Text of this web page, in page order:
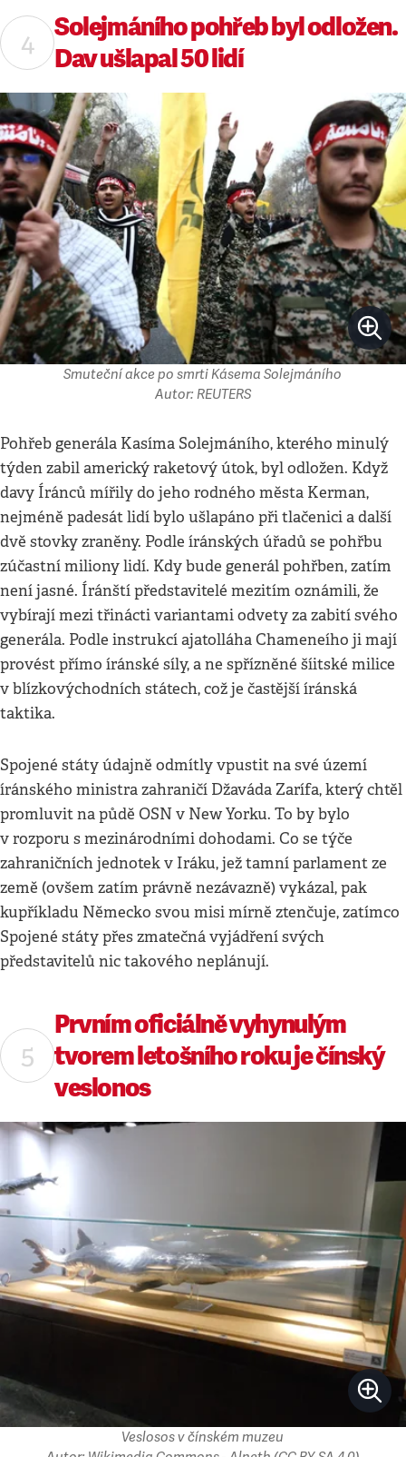
Solejmáního pohřeb byl odložen.
Dav ušlapal 50 lidí
Smuteční akce po smrti Kásema Solejmáního
Autor: REUTERS
Pohřeb generála Kasíma Solejmáního, kterého minulý
týden zabil americký raketový útok, byl odložen. Když
davy Íránců mířily do jeho rodného města Kerman,
nejméně padesát lidí bylo ušlapáno při tlačenici a další
dvě stovky zraněny. Podle íránských úřadů se pohřbu
zúčastní miliony lidí. Kdy bude generál pohřben, zatím
není jasné. Íránští představitelé mezitím oznámili, že
vybírají mezi třinácti variantami odvety za zabití svého
generála. Podle instrukcí ajatolláha Chameneího ji mají
provést přímo íránské síly, a ne spřízněné šíitské milice
v blízkovýchodních státech, což je častější íránská
taktika.
Spojené státy údajně odmítly vpustit na své území
íránského ministra zahraničí Džaváda Zarífa, který chtěl
promluvit na půdě OSN v New Yorku. To by bylo
v rozporu s mezinárodními dohodami. Co se týče
zahraničních jednotek v Iráku, jež tamní parlament ze
země (ovšem zatím právně nezávazně) vykázal, pak
kupříkladu Německo svou misi mírně ztenčuje, zatímco
Spojené státy přes zmatečná vyjádření svých
představitelů nic takového neplánují.
Prvním oficiálně vyhynulým
tvorem letošního roku je čínský
veslonos
Veslosos v čínském muzeu